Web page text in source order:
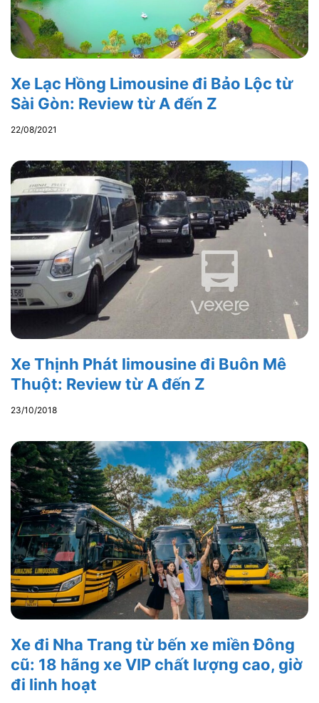
Xe Lạc Hồng Limousine đi Bảo Lộc từ
Sài Gòn: Review từ A đến Z
22/08/2021
Xe Thịnh Phát limousine đi Buôn Mê
Thuột: Review từ A đến Z
23/10/2018
Xe đi Nha Trang từ bến xe miền Đông
cũ: 18 hãng xe VIP chất lượng cao, giờ
đi linh hoạt